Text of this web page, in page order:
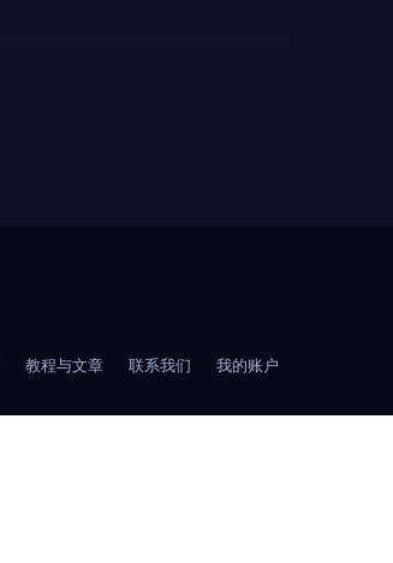
教程与文章 联系我们 我的账户